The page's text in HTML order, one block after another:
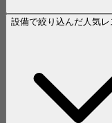
設備で絞り込んだ人気レ